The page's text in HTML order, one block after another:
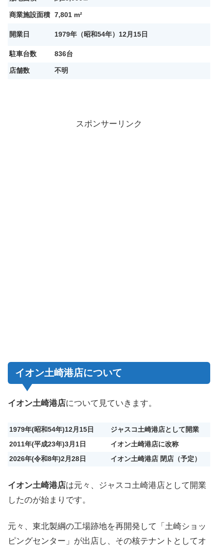
商業施設面積 7,801 m²
開業日 1979年（昭和54年）12月15日
駐車台数 836台
店舗数 不明
スポンサーリンク
イオン土崎港店について
イオン土崎港店について見ていきます。
1979年(昭和54年)12月15日
ジャスコ土崎港店として開業
2011年(平成23年)3月1日
イオン土崎港店に改称
2026年(令和8年)2月28日
イオン土崎港店 閉店（予定）
イオン土崎港店は元々、ジャスコ土崎港店として開業
したのが始まりです。
元々、東北製綱の工場跡地を再開発して「土崎ショッ
ピングセンター」が出店し、その核テナントとしてオ